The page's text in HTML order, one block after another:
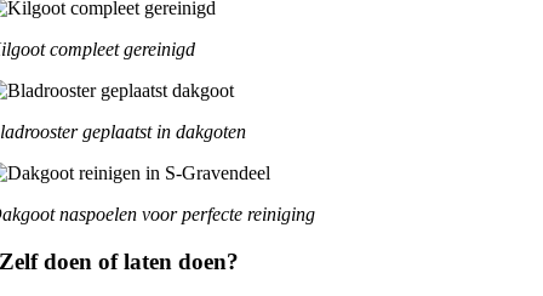
compleet gereinigd
geplaatst in dakgoten
naspoelen voor perfecte reiniging
Zelf doen of laten doen?